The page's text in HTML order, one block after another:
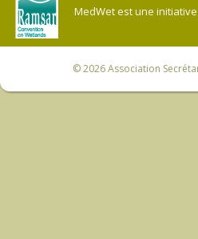
MedWet est une
© 2026Association